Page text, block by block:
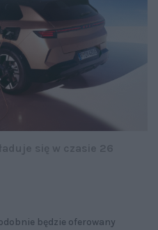
będzie oferowany